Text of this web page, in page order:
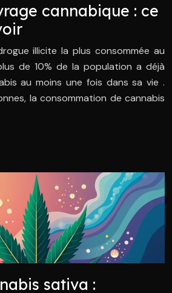
cannabique : ce
illicite la plus consommée au
de 10% de la population a déjà
au moins une fois dans sa vie .
la consommation de cannabis
sativa :